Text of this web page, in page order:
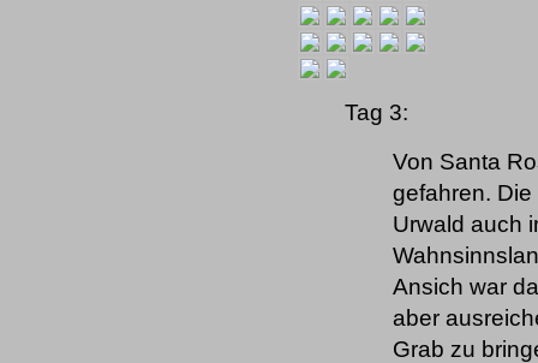
Tag 3:
Von Santa
gefahren.
Urwald auch
Ansich war
aber
Grab zu